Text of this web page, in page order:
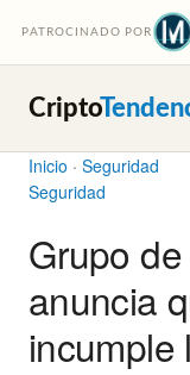
PATROCINADO POR
Cripto
Inicio · Seguridad
Seguridad
Grupo
anuncia
incumple